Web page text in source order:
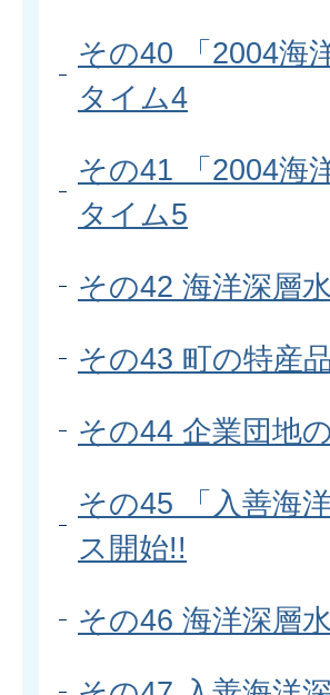
その40 「2004海
タイム4
その41 「2004海
タイム5
その42 海洋深層
その43 町の特産
その44 企業団地
その45 「入善海
ス開始!!
その46 海洋深層